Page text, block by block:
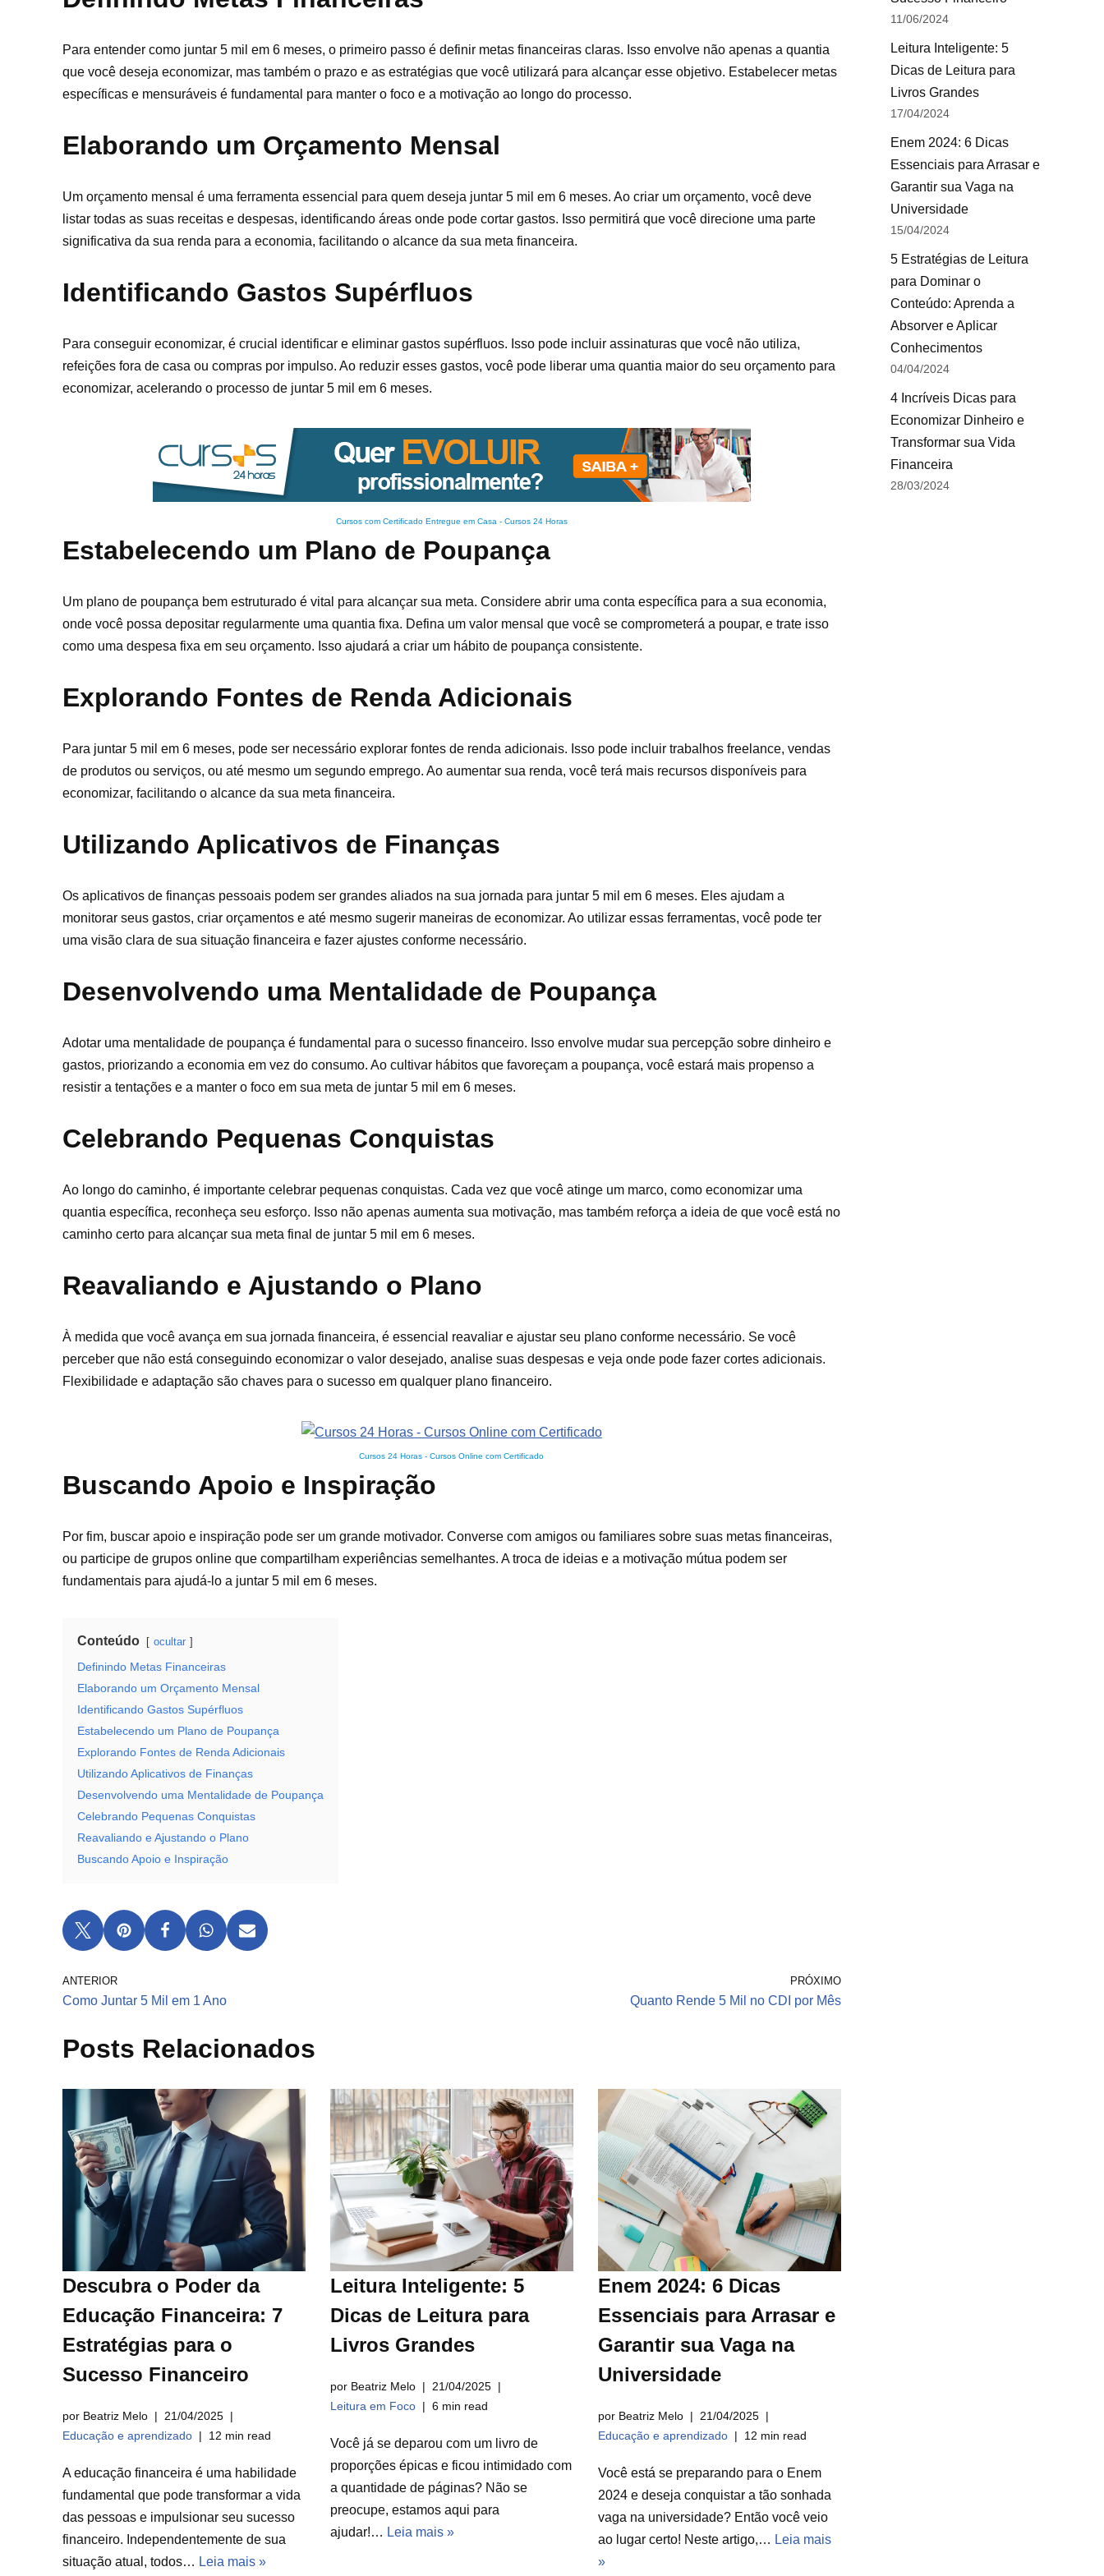
Para entender como juntar 5 mil em 6 meses, o primeiro passo é definir metas financeiras claras. Isso envolve não apenas a quantia
que você deseja economizar, mas também o prazo e as estratégias que você utilizará para alcançar esse objetivo. Estabelecer metas
específicas e mensuráveis é fundamental para manter o foco e a motivação ao longo do processo.
Elaborando um Orçamento Mensal
Um orçamento mensal é uma ferramenta essencial para quem deseja juntar 5 mil em 6 meses. Ao criar um orçamento, você deve
listar todas as suas receitas e despesas, identificando áreas onde pode cortar gastos. Isso permitirá que você direcione uma parte
significativa da sua renda para a economia, facilitando o alcance da sua meta financeira.
Identificando Gastos Supérfluos
Para conseguir economizar, é crucial identificar e eliminar gastos supérfluos. Isso pode incluir assinaturas que você não utiliza,
refeições fora de casa ou compras por impulso. Ao reduzir esses gastos, você pode liberar uma quantia maior do seu orçamento para
economizar, acelerando o processo de juntar 5 mil em 6 meses.
Cursos com Certificado Entregue em Casa - Cursos 24 Horas
Estabelecendo um Plano de Poupança
Um plano de poupança bem estruturado é vital para alcançar sua meta. Considere abrir uma conta específica para a sua economia,
onde você possa depositar regularmente uma quantia fixa. Defina um valor mensal que você se comprometerá a poupar, e trate isso
como uma despesa fixa em seu orçamento. Isso ajudará a criar um hábito de poupança consistente.
Explorando Fontes de Renda Adicionais
Para juntar 5 mil em 6 meses, pode ser necessário explorar fontes de renda adicionais. Isso pode incluir trabalhos freelance, vendas
de produtos ou serviços, ou até mesmo um segundo emprego. Ao aumentar sua renda, você terá mais recursos disponíveis para
economizar, facilitando o alcance da sua meta financeira.
Utilizando Aplicativos de Finanças
Os aplicativos de finanças pessoais podem ser grandes aliados na sua jornada para juntar 5 mil em 6 meses. Eles ajudam a
monitorar seus gastos, criar orçamentos e até mesmo sugerir maneiras de economizar. Ao utilizar essas ferramentas, você pode ter
uma visão clara de sua situação financeira e fazer ajustes conforme necessário.
Desenvolvendo uma Mentalidade de Poupança
Adotar uma mentalidade de poupança é fundamental para o sucesso financeiro. Isso envolve mudar sua percepção sobre dinheiro e
gastos, priorizando a economia em vez do consumo. Ao cultivar hábitos que favoreçam a poupança, você estará mais propenso a
resistir a tentações e a manter o foco em sua meta de juntar 5 mil em 6 meses.
Celebrando Pequenas Conquistas
Ao longo do caminho, é importante celebrar pequenas conquistas. Cada vez que você atinge um marco, como economizar uma
quantia específica, reconheça seu esforço. Isso não apenas aumenta sua motivação, mas também reforça a ideia de que você está no
caminho certo para alcançar sua meta final de juntar 5 mil em 6 meses.
Reavaliando e Ajustando o Plano
À medida que você avança em sua jornada financeira, é essencial reavaliar e ajustar seu plano conforme necessário. Se você
perceber que não está conseguindo economizar o valor desejado, analise suas despesas e veja onde pode fazer cortes adicionais.
Flexibilidade e adaptação são chaves para o sucesso em qualquer plano financeiro.
Cursos 24 Horas - Cursos Online com Certificado
Buscando Apoio e Inspiração
Por fim, buscar apoio e inspiração pode ser um grande motivador. Converse com amigos ou familiares sobre suas metas financeiras,
ou participe de grupos online que compartilham experiências semelhantes. A troca de ideias e a motivação mútua podem ser
fundamentais para ajudá-lo a juntar 5 mil em 6 meses.
Conteúdo ocultar
Definindo Metas Financeiras
Elaborando um Orçamento Mensal
Identificando Gastos Supérfluos
Estabelecendo um Plano de Poupança
Explorando Fontes de Renda Adicionais
Utilizando Aplicativos de Finanças
Desenvolvendo uma Mentalidade de Poupança
Celebrando Pequenas Conquistas
Reavaliando e Ajustando o Plano
Buscando Apoio e Inspiração
ANTERIOR
Como Juntar 5 Mil em 1 Ano
PRÓXIMO
Quanto Rende 5 Mil no CDI por Mês
Posts Relacionados
Descubra o Poder da
Educação Financeira: 7
Estratégias para o
Sucesso Financeiro
por Beatriz Melo
21/04/2025
Educação e aprendizado
12 min read
A educação financeira é uma habilidade
fundamental que pode transformar a vida
das pessoas e impulsionar seu sucesso
financeiro. Independentemente de sua
situação atual, todos… Leia mais »
Leitura Inteligente: 5
Dicas de Leitura para
Livros Grandes
por Beatriz Melo
21/04/2025
Leitura em Foco
6 min read
Você já se deparou com um livro de
proporções épicas e ficou intimidado com
a quantidade de páginas? Não se
preocupe, estamos aqui para
ajudar!… Leia mais »
Enem 2024: 6 Dicas
Essenciais para Arrasar e
Garantir sua Vaga na
Universidade
por Beatriz Melo
21/04/2025
Educação e aprendizado
12 min read
Você está se preparando para o Enem
2024 e deseja conquistar a tão sonhada
vaga na universidade? Então você veio
ao lugar certo! Neste artigo,… Leia mais
»
11/06/2024
Leitura Inteligente: 5
Dicas de Leitura para
Livros Grandes
17/04/2024
Enem 2024: 6 Dicas
Essenciais para Arrasar e
Garantir sua Vaga na
Universidade
15/04/2024
5 Estratégias de Leitura
para Dominar o
Conteúdo: Aprenda a
Absorver e Aplicar
Conhecimentos
04/04/2024
4 Incríveis Dicas para
Economizar Dinheiro e
Transformar sua Vida
Financeira
28/03/2024